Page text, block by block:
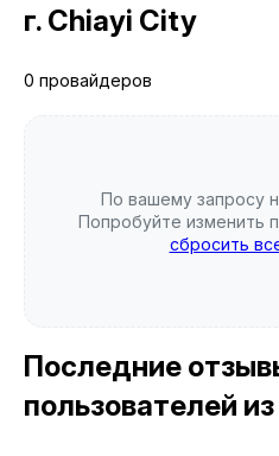
г. Chiayi City
0 провайдеров
По вашему запросу
Попробуйте изменить
сбросить
Последние
пользователей